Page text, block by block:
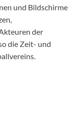
und Bildschirme
der
die Zeit- und